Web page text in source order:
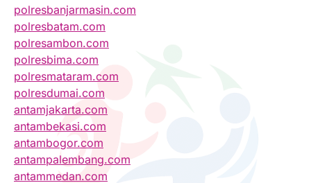
polresbanjarmasin.com
polresbatam.com
polresambon.com
polresbima.com
polresmataram.com
polresdumai.com
antamjakarta.com
antambekasi.com
antambogor.com
antampalembang.com
antammedan.com